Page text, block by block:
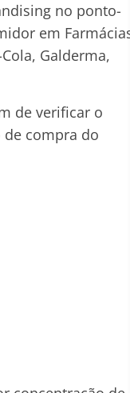
no ponto-
em
Galderma,
de verificar o
de compra do